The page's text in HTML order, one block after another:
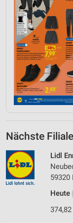
Nächste Filiale
Lidl
59320
Heute